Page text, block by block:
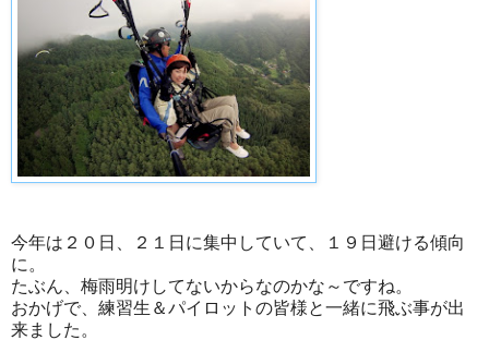
今年は２０日、２１日に集中していて、１９日避ける傾向
に。
たぶん、梅雨明けしてないからなのかな～ですね。
おかげで、練習生＆パイロットの皆様と一緒に飛ぶ事が出
来ました。